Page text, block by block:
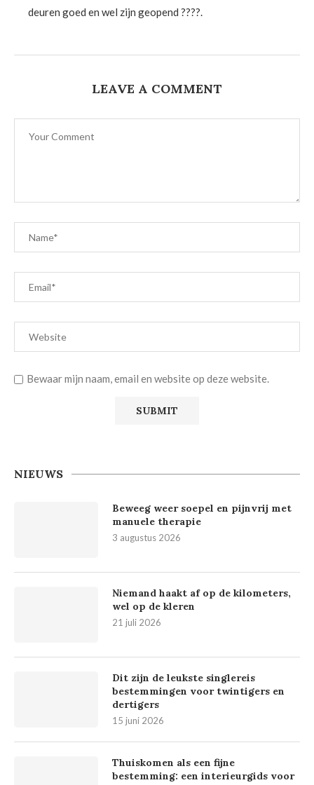
deuren goed en wel zijn geopend ????.
LEAVE A COMMENT
Bewaar mijn naam, email en website op deze website.
NIEUWS
Beweeg weer soepel en pijnvrij met
manuele therapie
3 augustus 2026
Niemand haakt af op de kilometers,
wel op de kleren
21 juli 2026
Dit zijn de leukste singlereis
bestemmingen voor twintigers en
dertigers
15 juni 2026
Thuiskomen als een fijne
bestemming: een interieurgids voor